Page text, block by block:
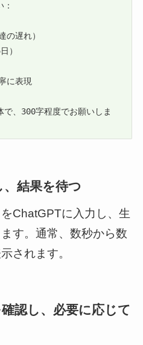
で、300字程度でお願いしま
結果を待つ
ChatGPTに入力し、生
す。通常、数秒から数
されます。
認し、必要に応じて